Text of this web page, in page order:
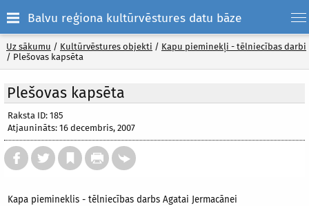
Balvu reģiona kultūrvēstures datu bāze
Uz sākumu / Kultūrvēstures objekti / Kapu pieminekļi - tēlniecības darbi
/ Plešovas kapsēta
Plešovas kapsēta
Raksta ID: 185
Atjaunināts: 16 decembris, 2007
Kapa piemineklis - tēlniecības darbs Agatai Jermacānei